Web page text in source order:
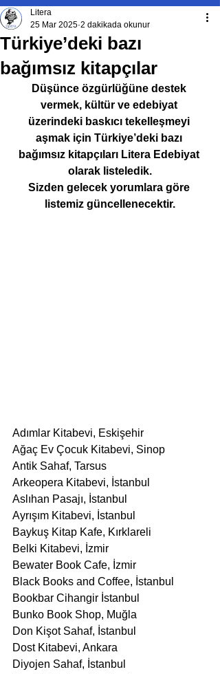
Türkiye’deki bazı
bağımsız kitapçılar
Litera
25 Mar 2025 2 dakikada okunur
Düşünce özgürlüğüne destek
vermek, kültür ve edebiyat
üzerindeki baskıcı tekelleşmeyi
aşmak için Türkiye’deki bazı
bağımsız kitapçıları Litera Edebiyat
olarak listeledik.
Sizden gelecek yorumlara göre
listemiz güncellenecektir.
Adımlar Kitabevi, Eskişehir
Ağaç Ev Çocuk Kitabevi, Sinop
Antik Sahaf, Tarsus
Arkeopera Kitabevi, İstanbul
Aslıhan Pasajı, İstanbul
Ayrışım Kitabevi, İstanbul
Baykuş Kitap Kafe, Kırklareli
Belki Kitabevi, İzmir
Bewater Book Cafe, İzmir
Black Books and Coffee, İstanbul
Bookbar Cihangir İstanbul
Bunko Book Shop, Muğla
Don Kişot Sahaf, İstanbul
Dost Kitabevi, Ankara
Diyojen Sahaf, İstanbul